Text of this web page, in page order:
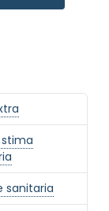
stima
sanitaria